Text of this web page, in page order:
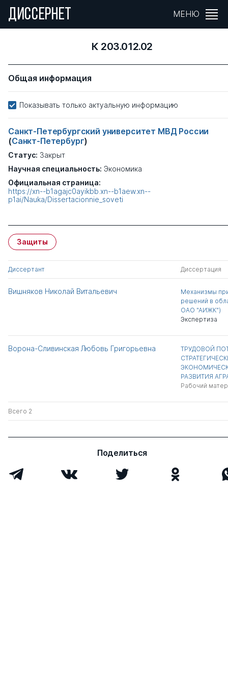
ДИССЕРНЕТ МЕНЮ
К 203.012.02
Общая информация
Показывать только актуальную информацию
Санкт-Петербургский университет МВД России
(Санкт-Петербург)
Статус: Закрыт
Научная специальность: Экономика
Официальная страница:
https://xn--b1agajc0ayikbb.xn--b1aew.xn--
p1ai/Nauka/Dissertacionnie_soveti
Защиты
Диссертант Диссертация
Вишняков Николай Витальевич
Механизмы
решений в
ОАО "АИЖК")
Экспертиза
Ворона-Сливинская Любовь Григорьевна
ТРУДОВОЙ
РАЗВИТИЯ
Рабочий
Всего 2
Поделиться